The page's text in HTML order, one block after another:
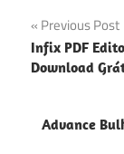
de
Previous Post
Infix PDF
Download
Advance